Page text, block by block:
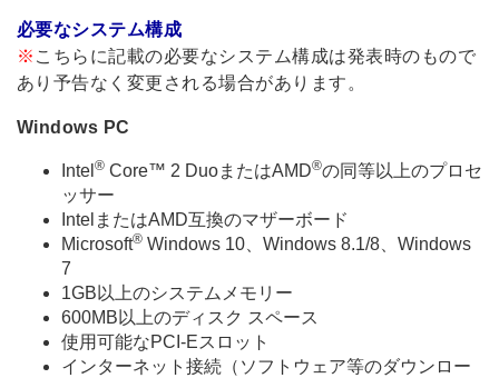
必要なシステム構成
※ こちらに記載の必要なシステム構成は発表時のもので
あり予告なく変更される場合があります。
Windows PC
Intel ® Core™ 2 DuoまたはAMD®の同等以上のプロセ
ッサー
IntelまたはAMD互換のマザーボード
Microsoft® Windows 10、Windows 8.1/8、Windows
7
1GB以上のシステムメモリー
600MB以上のディスク スペース
使用可能なPCI-Eスロット
インターネット接続（ソフトウェア等のダウンロー